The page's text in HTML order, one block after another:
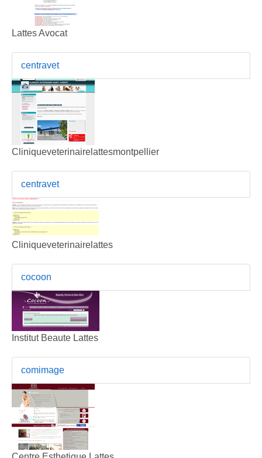
Lattes Avocat
centravet
Cliniqueveterinairelattesmontpellier
centravet
Cliniqueveterinairelattes
cocoon
Institut Beaute Lattes
comimage